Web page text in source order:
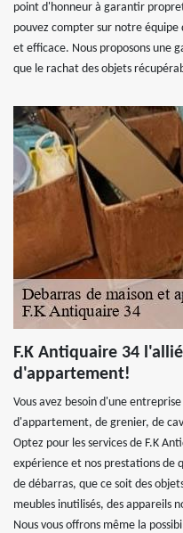
point d'honneur à garantir
pouvez compter sur notre équipe
et efficace. Nous proposons une
que le rachat des objets
F.K Antiquaire 34
d'appartement!
Vous avez besoin d'une
d'appartement, de grenier, de
Optez pour les services de F.K
expérience et nos prestations de
de débarras, que ce soit des
meubles inutilisés, des appareils
Nous vous offrons même la